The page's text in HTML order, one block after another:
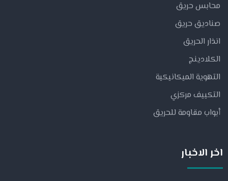
محابس حريق
صناديق حريق
انذار الحريق
الكلادينج
التهوية الميكانيكية
التكييف مركزي
أبواب مقاومة للحريق
اخر الاخبار